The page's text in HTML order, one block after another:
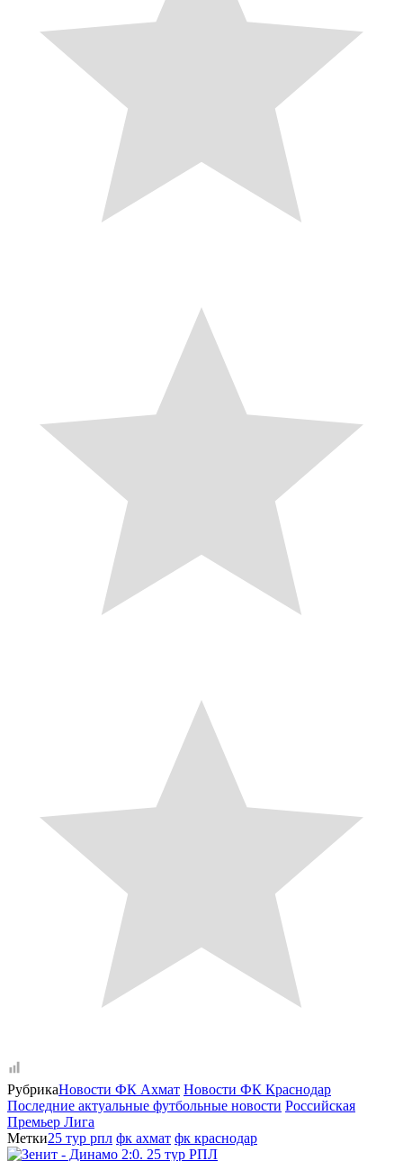
РубрикаНовости ФК Ахмат Новости ФК Краснодар
Последние актуальные футбольные новости Российская
Премьер Лига
Метки25 тур рпл фк ахмат фк краснодар